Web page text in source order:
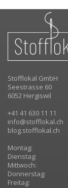
Stofflokal GmbH
Seestrasse 60
6052 Hergiswil
+41 41 630 11 11
info@stofflokal.ch
blog.stofflokal.ch
Montag:
Dienstag:
Mittwoch:
Donnerstag:
Freitag: